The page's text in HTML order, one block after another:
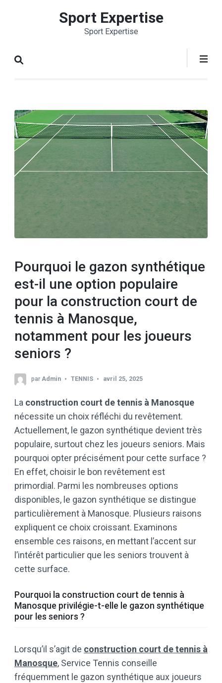
Entrée)
Sport Expertise
Sport Expertise
Pourquoi le gazon synthétique
est-il une option populaire
pour la construction court de
tennis à Manosque,
notamment pour les joueurs
seniors ?
parAdmin TENNIS avril 25, 2025
La construction court de tennis à Manosque
nécessite un choix réfléchi du revêtement.
Actuellement, le gazon synthétique devient très
populaire, surtout chez les joueurs seniors. Mais
pourquoi opter précisément pour cette surface ?
En effet, choisir le bon revêtement est
primordial. Parmi les nombreuses options
disponibles, le gazon synthétique se distingue
particulièrement à Manosque. Plusieurs raisons
expliquent ce choix croissant. Examinons
ensemble ces raisons, en mettant l’accent sur
l’intérêt particulier que les seniors trouvent à
cette surface.
Pourquoi la construction court de tennis à
Manosque privilégie-t-elle le gazon synthétique
pour les seniors ?
Lorsqu’il s’agit de construction court de tennis à
Manosque, Service Tennis conseille
fréquemment le gazon synthétique aux joueurs